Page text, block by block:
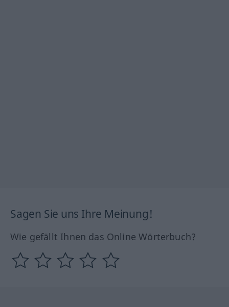
Sagen Sie uns Ihre Meinung!
Wie gefällt Ihnen das Online Wörterbuch?